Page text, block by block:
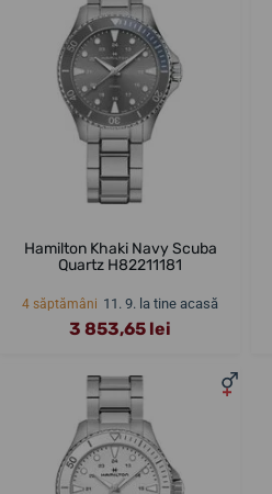
Hamilton Khaki Navy Scuba
Quartz H82211181
4 săptămâni 11. 9. la tine acasă
3 853,65 lei